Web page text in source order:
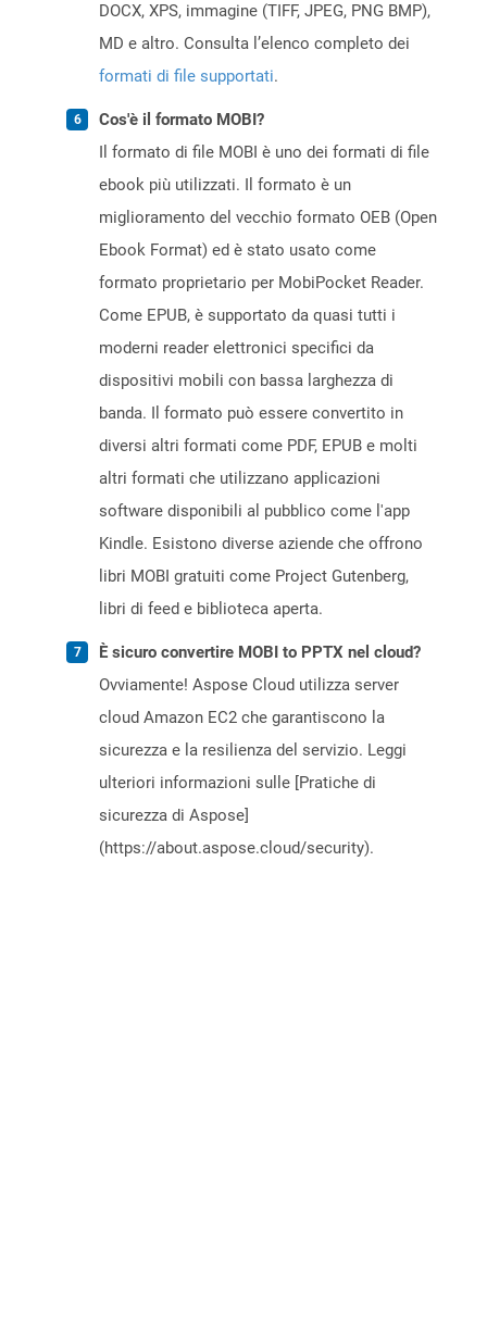
DOCX, XPS, immagine (TIFF, JPEG, PNG BMP),
MD e altro. Consulta l’elenco completo dei
formati di file supportati.
Cos'è il formato MOBI?
Il formato di file MOBI è uno dei formati di file
ebook più utilizzati. Il formato è un
miglioramento del vecchio formato OEB (Open
Ebook Format) ed è stato usato come
formato proprietario per MobiPocket Reader.
Come EPUB, è supportato da quasi tutti i
moderni reader elettronici specifici da
dispositivi mobili con bassa larghezza di
banda. Il formato può essere convertito in
diversi altri formati come PDF, EPUB e molti
altri formati che utilizzano applicazioni
software disponibili al pubblico come l'app
Kindle. Esistono diverse aziende che offrono
libri MOBI gratuiti come Project Gutenberg,
libri di feed e biblioteca aperta.
È sicuro convertire MOBI to PPTX nel cloud?
Ovviamente! Aspose Cloud utilizza server
cloud Amazon EC2 che garantiscono la
sicurezza e la resilienza del servizio. Leggi
ulteriori informazioni sulle [Pratiche di
sicurezza di Aspose]
(https://about.aspose.cloud/security).